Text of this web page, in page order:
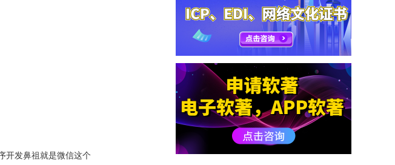
开发鼻祖就是微信这个